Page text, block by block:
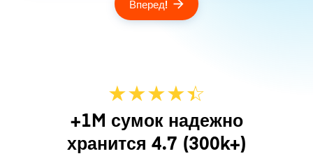
Вперед!
★★★★☆
★
+1M сумок надежно
хранится 4.7 (300k+)